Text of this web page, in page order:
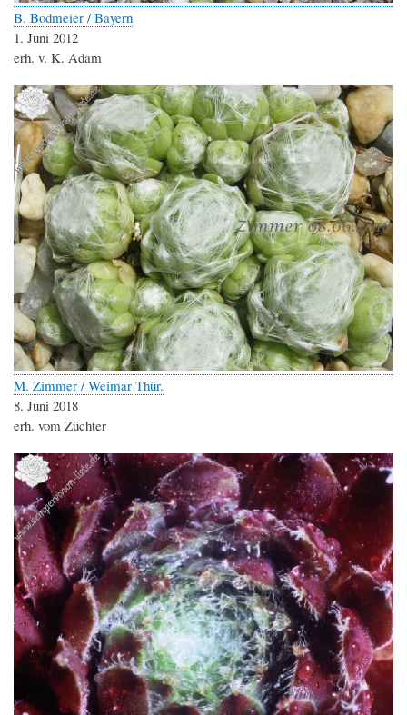
B. Bodmeier / Bayern
1. Juni 2012
erh. v. K. Adam
M. Zimmer / Weimar Thür.
8. Juni 2018
erh. vom Züchter